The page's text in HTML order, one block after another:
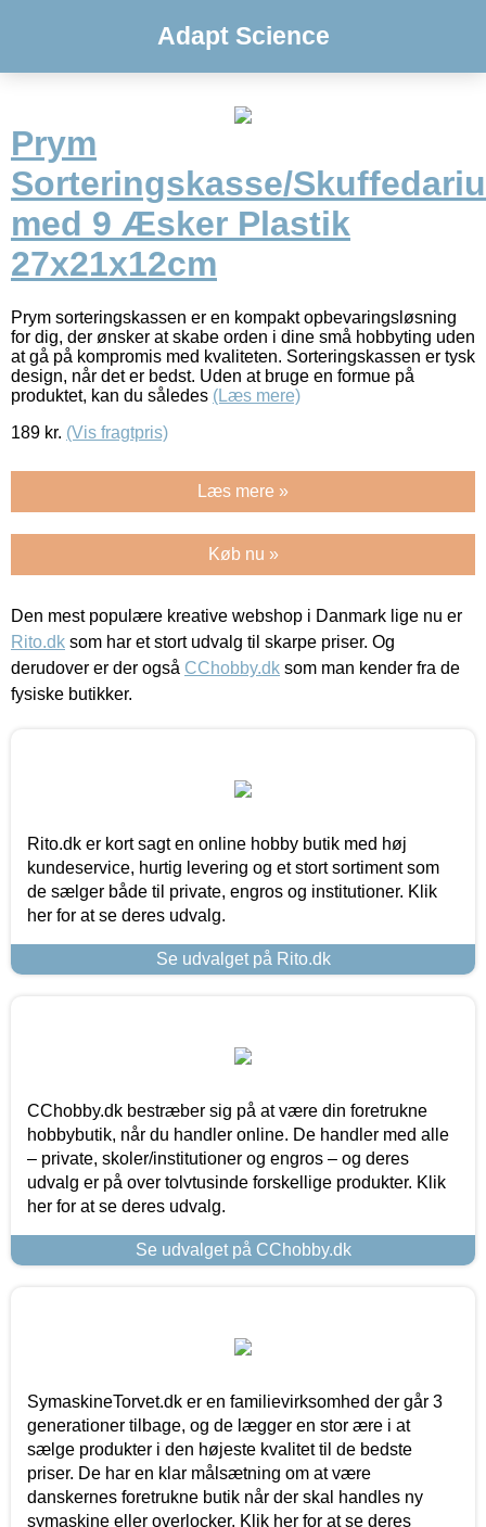
Adapt Science
Prym
Sorteringskasse/
med 9 Æsker Plastik
27x21x12cm
Prym sorteringskassen er en kompakt opbevaringsløsning
for dig, der ønsker at skabe orden i dine små hobbyting uden
at gå på kompromis med kvaliteten. Sorteringskassen er tysk
design, når det er bedst. Uden at bruge en formue på
produktet, kan du således (Læs mere)
189 kr. (Vis fragtpris)
Læs mere »
Køb nu »
Den mest populære kreative webshop i Danmark lige nu er
Rito.dk som har et stort udvalg til skarpe priser. Og
derudover er der også CChobby.dk som man kender fra de
fysiske butikker.
Rito.dk er kort sagt en online hobby butik med høj
kundeservice, hurtig levering og et stort sortiment som
de sælger både til private, engros og institutioner. Klik
her for at se deres udvalg.
Se udvalget på Rito.dk
CChobby.dk bestræber sig på at være din foretrukne
hobbybutik, når du handler online. De handler med alle
– private, skoler/institutioner og engros – og deres
udvalg er på over tolvtusinde forskellige produkter. Klik
her for at se deres udvalg.
Se udvalget på CChobby.dk
SymaskineTorvet.dk er en familievirksomhed der går 3
generationer tilbage, og de lægger en stor ære i at
sælge produkter i den højeste kvalitet til de bedste
priser. De har en klar målsætning om at være
danskernes foretrukne butik når der skal handles ny
symaskine eller overlocker. Klik her for at se deres